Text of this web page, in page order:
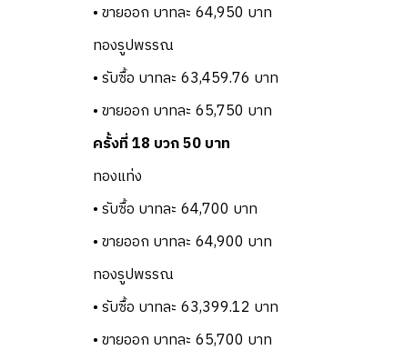
• ขายออก บาทละ 64,950 บาท
ทองรูปพรรณ
• รับซื้อ บาทละ 63,459.76 บาท
• ขายออก บาทละ 65,750 บาท
ครั้งที่ 18 บวก 50 บาท
ทองแท่ง
• รับซื้อ บาทละ 64,700 บาท
• ขายออก บาทละ 64,900 บาท
ทองรูปพรรณ
• รับซื้อ บาทละ 63,399.12 บาท
• ขายออก บาทละ 65,700 บาท